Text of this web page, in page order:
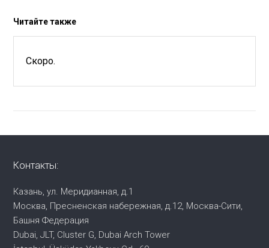
Читайте также
Скоро.
Контакты:
Казань, ул. Меридианная, д.1
Москва, Пресненская набережная, д.12, Москва-Сити,
Башня Федерация
Dubai, JLT, Cluster G, Dubai Arch Tower